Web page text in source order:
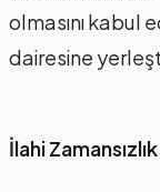
olmasını kabul
dairesine
İlahi